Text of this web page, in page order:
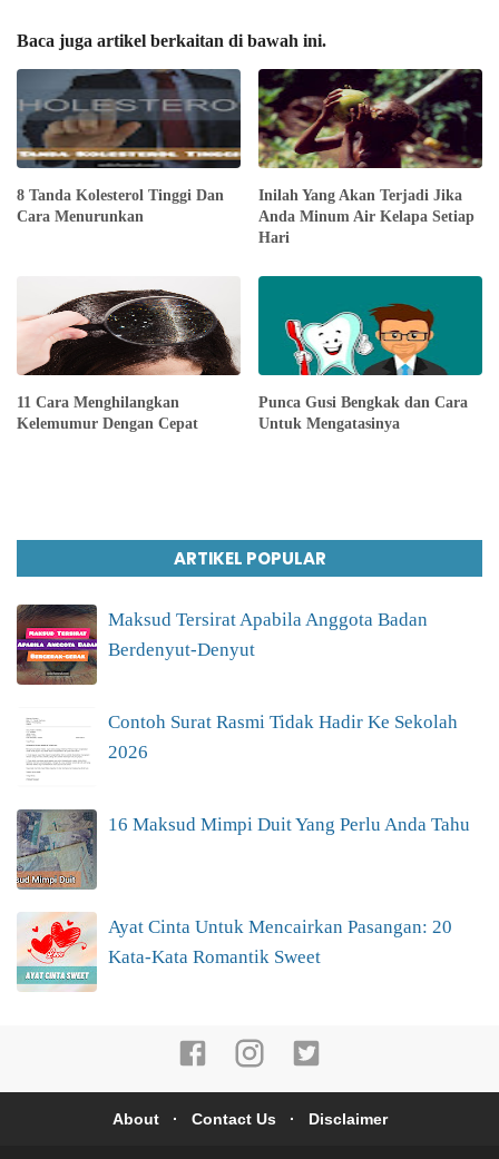
Baca juga artikel berkaitan di bawah ini.
8 Tanda Kolesterol Tinggi Dan
Cara Menurunkan
Inilah Yang Akan Terjadi Jika
Anda Minum Air Kelapa Setiap
Hari
11 Cara Menghilangkan
Kelemumur Dengan Cepat
Punca Gusi Bengkak dan Cara
Untuk Mengatasinya
ARTIKEL POPULAR
Maksud Tersirat Apabila Anggota Badan
Berdenyut-Denyut
Contoh Surat Rasmi Tidak Hadir Ke Sekolah
2026
16 Maksud Mimpi Duit Yang Perlu Anda Tahu
Ayat Cinta Untuk Mencairkan Pasangan: 20
Kata-Kata Romantik Sweet
About Contact Us Disclaimer